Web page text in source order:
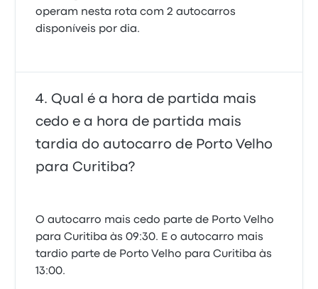
operam nesta rota com 2 autocarros
disponíveis por dia.
Qual é a hora de partida mais
cedo e a hora de partida mais
tardia do autocarro de Porto Velho
para Curitiba?
O autocarro mais cedo parte de Porto Velho
para Curitiba às 09:30. E o autocarro mais
tardio parte de Porto Velho para Curitiba às
13:00.